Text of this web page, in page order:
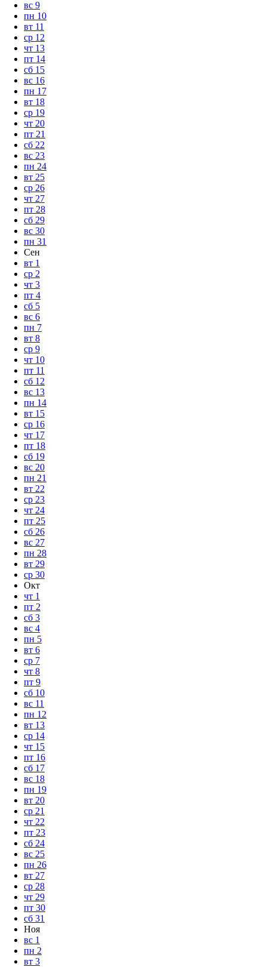
вс 9
пн 10
вт 11
ср 12
чт 13
пт 14
сб 15
вс 16
пн 17
вт 18
ср 19
чт 20
пт 21
сб 22
вс 23
пн 24
вт 25
ср 26
чт 27
пт 28
сб 29
вс 30
пн 31
Сен
вт 1
ср 2
чт 3
пт 4
сб 5
вс 6
пн 7
вт 8
ср 9
чт 10
пт 11
сб 12
вс 13
пн 14
вт 15
ср 16
чт 17
пт 18
сб 19
вс 20
пн 21
вт 22
ср 23
чт 24
пт 25
сб 26
вс 27
пн 28
вт 29
ср 30
Окт
чт 1
пт 2
сб 3
вс 4
пн 5
вт 6
ср 7
чт 8
пт 9
сб 10
вс 11
пн 12
вт 13
ср 14
чт 15
пт 16
сб 17
вс 18
пн 19
вт 20
ср 21
чт 22
пт 23
сб 24
вс 25
пн 26
вт 27
ср 28
чт 29
пт 30
сб 31
Ноя
вс 1
пн 2
вт 3